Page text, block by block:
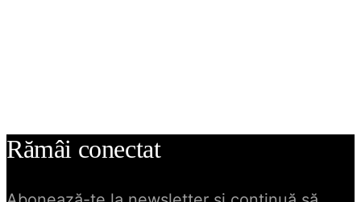
Rămâi conectat